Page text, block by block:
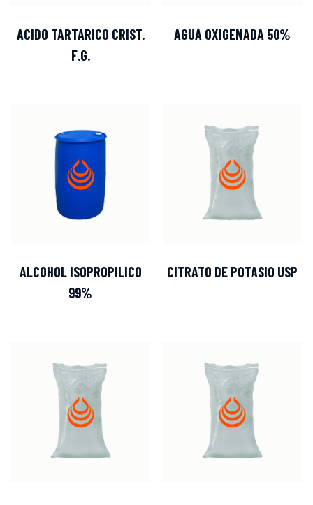
ACIDO TARTARICO CRIST.
F.G.
AGUA OXIGENADA 50%
ALCOHOL ISOPROPILICO
99%
CITRATO DE POTASIO USP